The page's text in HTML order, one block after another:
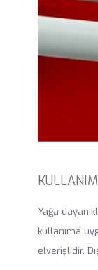
Yağa
kullanıma
elverişlidir.